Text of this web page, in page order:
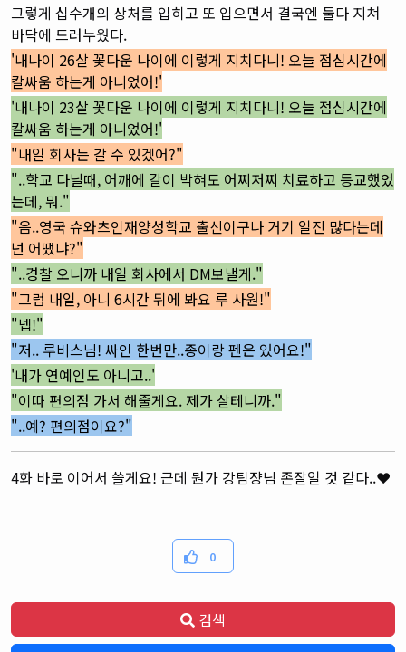
그렇게 십수개의 상처를 입히고 또 입으면서 결국엔 둘다 지쳐
바닥에 드러누웠다.
'내나이 26살 꽃다운 나이에 이렇게 지치다니! 오늘 점심시간에
칼싸움 하는게 아니었어!'
'내나이 23살 꽃다운 나이에 이렇게 지치다니! 오늘 점심시간에
칼싸움 하는게 아니었어!'
"내일 회사는 갈 수 있겠어?"
"..학교 다닐때, 어깨에 칼이 박혀도 어찌저찌 치료하고 등교했었
는데, 뭐."
"음..영국 슈와츠인재양성학교 출신이구나 거기 일진 많다는데
넌 어땠냐?"
"..경찰 오니까 내일 회사에서 DM보낼게."
"그럼 내일, 아니 6시간 뒤에 봐요 루 사원!"
"넵!"
"저.. 루비스님! 싸인 한번만..종이랑 펜은 있어요!"
'내가 연예인도 아니고..'
"이따 편의점 가서 해줄게요. 제가 살테니까."
"..예? 편의점이요?"
4화 바로 이어서 쓸게요! 근데 뭔가 강팀쟝님 존잘일 것 같다..❤
0
검색